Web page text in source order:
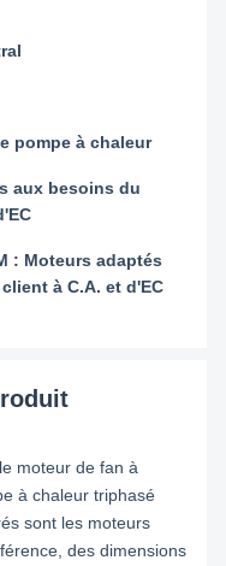
pompe à chaleur
aux besoins du
: Moteurs adaptés
à C.A. et d'EC
moteur de fan à
à chaleur triphasé
sont les moteurs
des dimensions